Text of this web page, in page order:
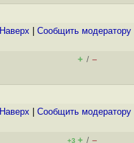
Наверх Cообщить модератору
+ / –
Наверх Cообщить модератору
+3 + / –